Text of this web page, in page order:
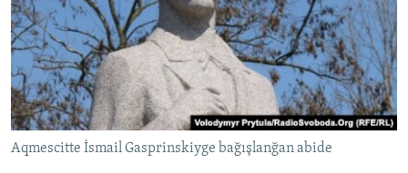
Aqmescitte İsmail Gasprinskiyge bağışlanğan abide